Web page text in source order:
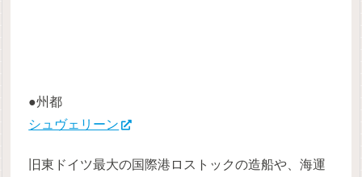
●州都
シュヴェリーン
旧東ドイツ最大の国際港ロストックの造船や、海運